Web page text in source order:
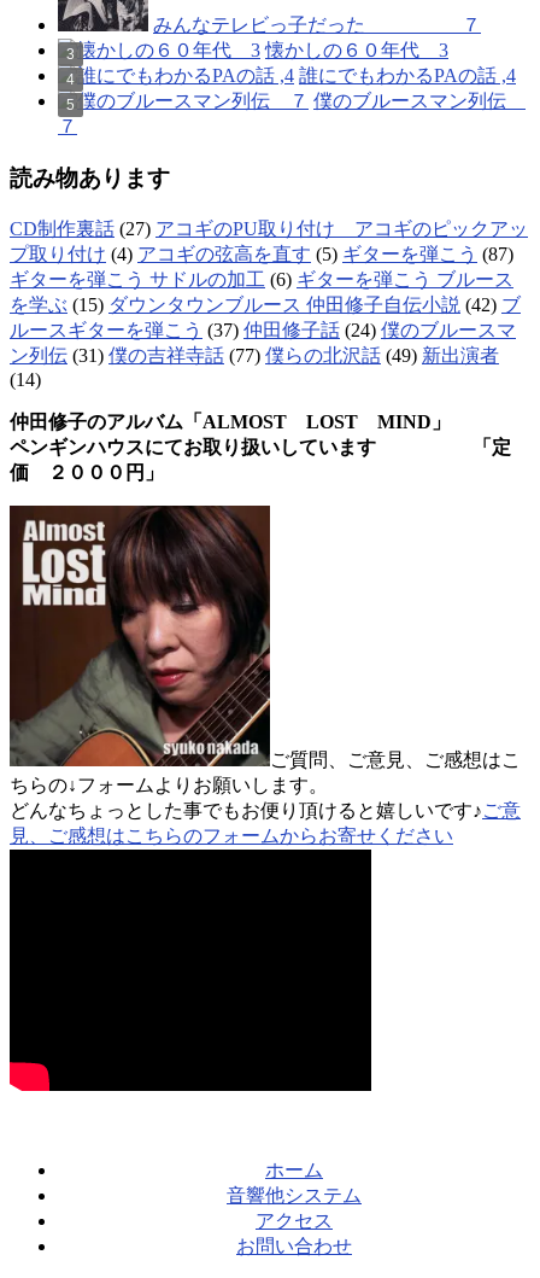
みんなテレビっ子だった ７
懐かしの６０年代 3
誰にでもわかるPAの話 ,4
僕のブルースマン列伝
７
読み物あります
CD制作裏話 (27) アコギのPU取り付け アコギのピックアッ
プ取り付け (4) アコギの弦高を直す (5) ギターを弾こう (87)
ギターを弾こう サドルの加工 (6) ギターを弾こう ブルース
を学ぶ (15) ダウンタウンブルース 仲田修子自伝小説 (42) ブ
ルースギターを弾こう (37) 仲田修子話 (24) 僕のブルースマ
ン列伝 (31) 僕の吉祥寺話 (77) 僕らの北沢話 (49) 新出演者
(14)
仲田修子のアルバム「ALMOST LOST MIND」
ペンギンハウスにてお取り扱いしています 「定
価 ２０００円」
ご質問、ご意見、ご感想はこ
ちらの↓フォームよりお願いします。
どんなちょっとした事でもお便り頂けると嬉しいです♪ご意
見、ご感想はこちらのフォームからお寄せください
ホーム
音響他システム
アクセス
お問い合わせ